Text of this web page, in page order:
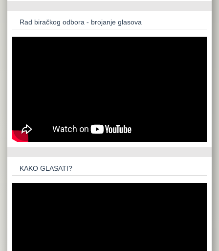
Rad biračkog odbora - brojanje glasova
KAKO GLASATI?